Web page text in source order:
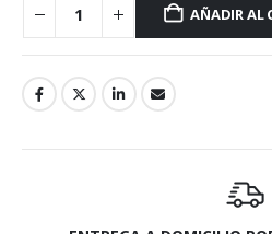
AÑADIR AL